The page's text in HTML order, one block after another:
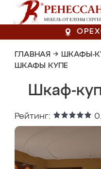
ГЛАВНАЯ → ШКАФЫ-
ШКАФЫ КУПЕ
Шкаф-
Рейтинг: